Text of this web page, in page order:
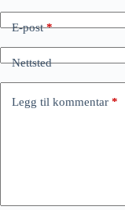
E-post*
Nettsted
Legg til kommentar *